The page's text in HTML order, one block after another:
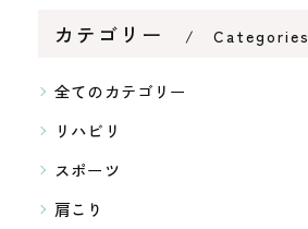
カテゴリー Categories
全てのカテゴリー
リハビリ
スポーツ
肩こり